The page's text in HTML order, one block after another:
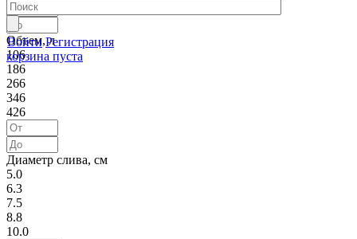
Войти Регистрация
корзина пуста
Объем, л
106
186
266
346
426
Диаметр слива, см
5.0
6.3
7.5
8.8
10.0